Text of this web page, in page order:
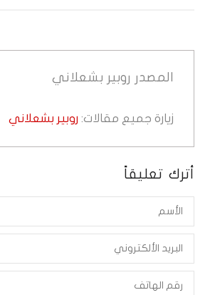
المصدر روبير بشعلاني
زيارة جميع مقالات: روبير بشعلاني
أترك تعليقاً